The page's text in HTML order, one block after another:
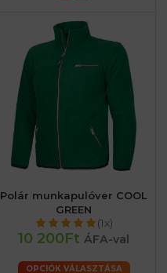
Polár munkapulóver COOL
GREEN
(1x)
10 200Ft ÁFA-val
OPCIÓK VÁLASZTÁSA